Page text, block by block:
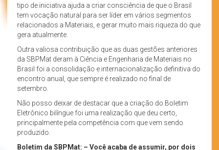
tipo de iniciativa ajuda a criar consciência de que o Brasil
tem vocação natural para ser líder em vários segmentos
relacionados a Materiais, e gerar muito mais riqueza do que
gera atualmente.
Outra valiosa contribuição que as duas gestões anteriores
da SBPMat deram à Ciência e Engenharia de Materiais no
Brasil foi a consolidação e internacionalização definitiva do
encontro anual, que sempre é realizado no final de
setembro.
Não posso deixar de destacar que a criação do Boletim
Eletrônico bilíngue foi uma realização que deu certo,
principalmente pela competência com que vem sendo
produzido.
Boletim da SBPMat: – Você acaba de assumir, por dois